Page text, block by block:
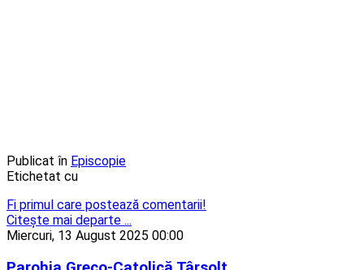
Publicat în Episcopie
Etichetat cu
Fi primul care postează comentarii!
Citeşte mai departe ...
Miercuri, 13 August 2025 00:00